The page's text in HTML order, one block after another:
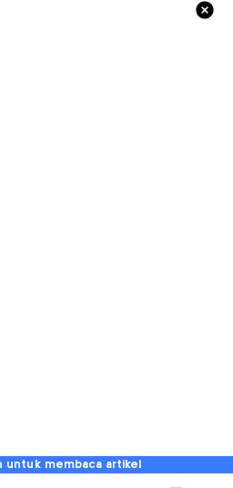
untuk membaca artikel